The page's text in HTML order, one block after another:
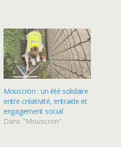
Mouscron : un été solidaire
entre créativité, entraide et
engagement social
Dans "Mouscron"